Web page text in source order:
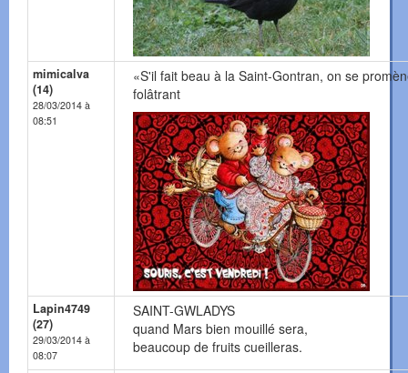
mimicalva
(14)
28/03/2014 à
08:51
«S'il fait beau à la Saint-Gontran, on se
folâtrant
Lapin4749
(27)
29/03/2014 à
08:07
SAINT-GWLADYS
quand Mars bien mouillé sera,
beaucoup de fruits cueilleras.